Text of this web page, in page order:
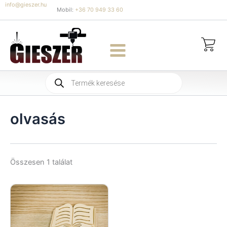
Skip
to
content
info@gieszer.hu
Mobil: +36 70 949 33 60
Products
search
olvasás
Összesen 1 találat